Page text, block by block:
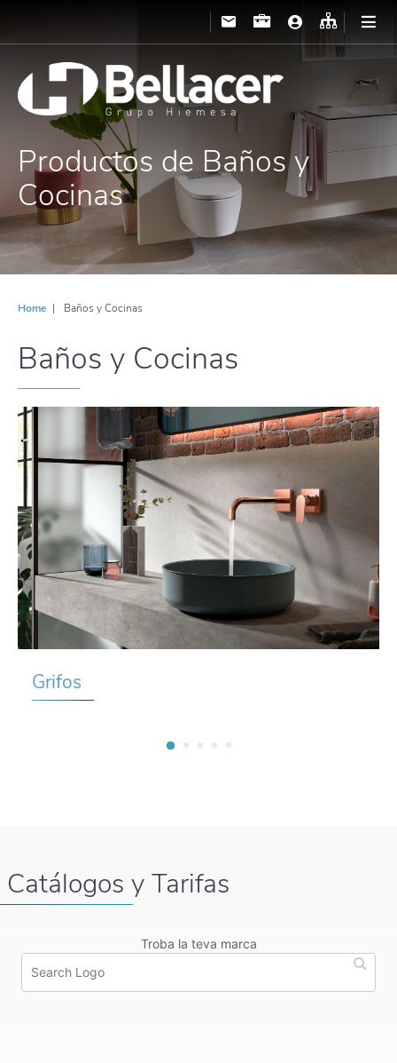
Productos de Baños y
Cocinas
Home Baños y Cocinas
Baños y Cocinas
Grifos
Catálogos y Tarifas
Troba la teva marca